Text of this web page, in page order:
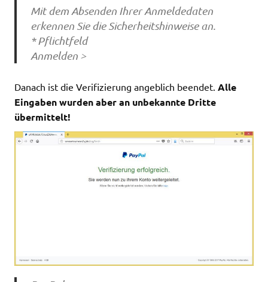
Mit dem Absenden Ihrer Anmeldedaten
erkennen Sie die Sicherheitshinweise an.
* Pflichtfeld
Anmelden >
Danach ist die Verifizierung angeblich beendet. Alle
Eingaben wurden aber an unbekannte Dritte
übermittelt!